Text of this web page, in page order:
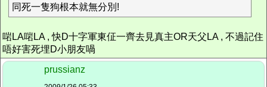
同死一隻狗根本就無分別!
啱LA啱LA , 快D十字軍東佂一齊去見真主OR天父LA , 不過記住
唔好害死埋D小朋友喎
prussianz